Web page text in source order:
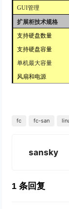
GUI管理
扩展柜技术规格
支持硬盘数量
支持硬盘容量
单机最大容量
风扇和电源
fc fc-san
sansky
1 条回复